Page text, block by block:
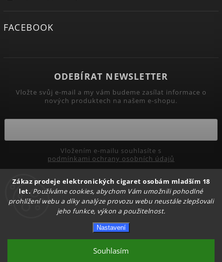
Zákaz prodeje elektronických cigaret osobám mladším 18
let. Používáme cookies, abychom Vám umožnili pohodlné
prohlížení webu a díky analýze provozu webu neustále zlepšovali
jeho funkce, výkon a použitelnost.
Nastavení
Souhlasím
FACEBOOK
ODEBÍRAT NEWSLETTER
Vložte svůj e-mail a my vám budeme zasílat informace o
nových produktech na našem e-shopu.
podmínkami ochrany osobních údajů
Přihlásit se
Upravit nastavení cookies
Shoptet | Design